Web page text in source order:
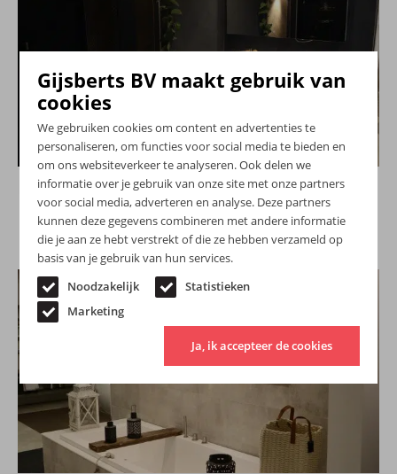
Gijsberts BV maakt gebruik van
cookies
We gebruiken cookies om content en advertenties te
personaliseren, om functies voor social media te bieden en
om ons websiteverkeer te analyseren. Ook delen we
informatie over je gebruik van onze site met onze partners
voor social media, adverteren en analyse. Deze partners
kunnen deze gegevens combineren met andere informatie
die je aan ze hebt verstrekt of die ze hebben verzameld op
basis van je gebruik van hun services.
Noodzakelijk
Statistieken
Marketing
Ja, ik accepteer de cookies
Moderne badkamers
Bekijk